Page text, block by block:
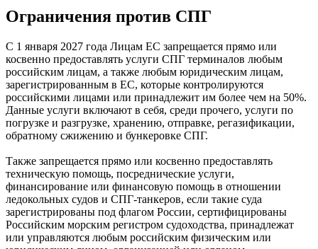
Ограничения против СПГ
С 1 января 2027 года Лицам ЕС запрещается прямо или
косвенно предоставлять услуги СПГ терминалов любым
российским лицам, а также любым юридическим лицам,
зарегистрированным в ЕС, которые контролируются
российскими лицами или принадлежит им более чем на 50%.
Данные услуги включают в себя, среди прочего, услуги по
погрузке и разгрузке, хранению, отправке, регазификации,
обратному сжижению и бункеровке СПГ.
Также запрещается прямо или косвенно предоставлять
техническую помощь, посреднические услуги,
финансирование или финансовую помощь в отношении
ледокольных судов и СПГ-танкеров, если такие суда
зарегистрированы под флагом России, сертифицированы
Российским морским регистром судоходства, принадлежат
или управляются любым российским физическим или